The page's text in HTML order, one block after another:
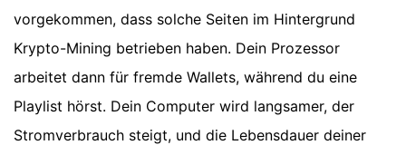
vorgekommen, dass solche Seiten im Hintergrund
Krypto-Mining betrieben haben. Dein Prozessor
arbeitet dann für fremde Wallets, während du eine
Playlist hörst. Dein Computer wird langsamer, der
Stromverbrauch steigt, und die Lebensdauer deiner